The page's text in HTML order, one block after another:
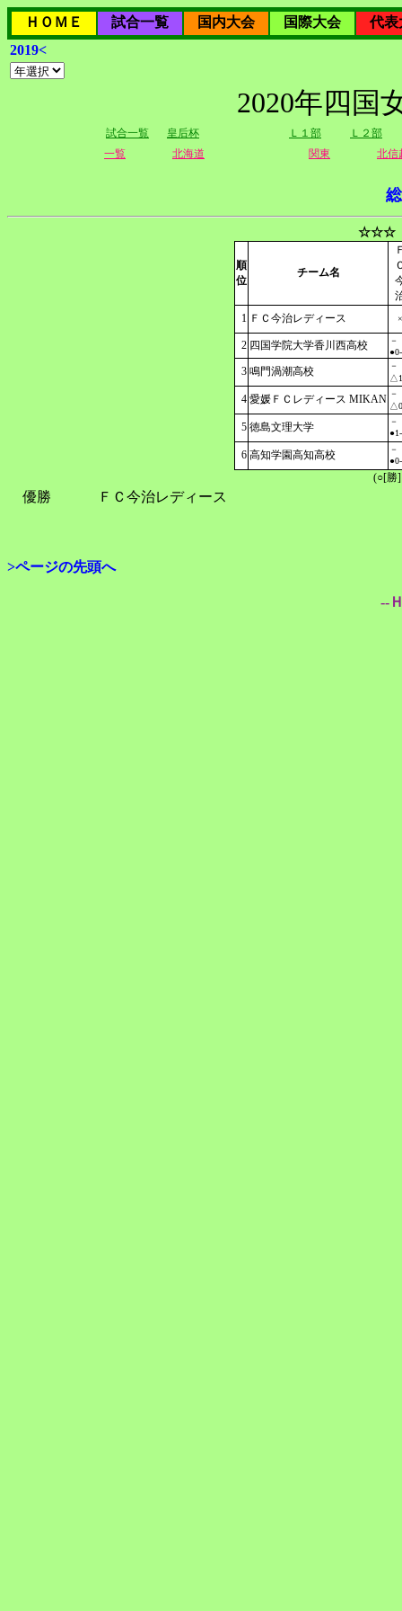
ＨＯＭＥ 試合一覧 国内大会 国際大会
代表
2019<
2020年四国
試合一覧 皇后杯 Ｌ１部
Ｌ２部
一覧
北海道 関東 北信
☆☆☆
順
位
チーム名
1 ＦＣ今治レディース ×
2 四国学院大学香川西高校
－
3 鳴門渦潮高校
－
4 愛媛ＦＣレディース MIKAN －
5 徳島文理大学
－
6 高知学園高知高校
－
(○[勝
優勝 ＦＣ今治レディース
>ページの先頭へ
--